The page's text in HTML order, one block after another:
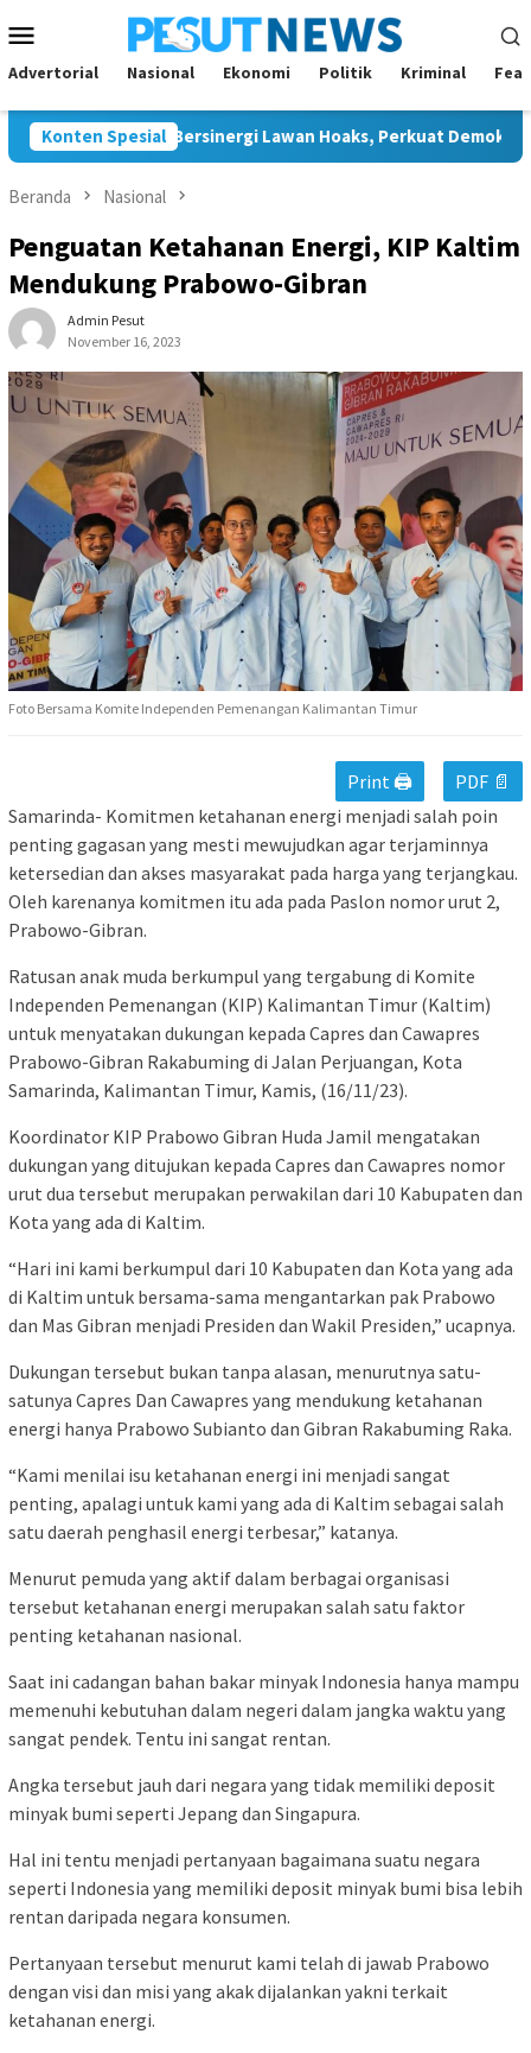
ke
kontenMobile
Advertorial Nasional Ekonomi Politik Kriminal
Konten Spesial
Bontang Bersinergi Lawan Hoaks, Perkuat Demokrasi Jelang
Beranda Nasional
Penguatan Ketahanan Energi, KIP Kaltim
Mendukung Prabowo-Gibran
Admin Pesut
November 16, 2023
Foto Bersama Komite Independen Pemenangan Kalimantan Timur
Print 🖨
PDF 📄
Samarinda- Komitmen ketahanan energi menjadi salah poin
penting gagasan yang mesti mewujudkan agar terjaminnya
ketersedian dan akses masyarakat pada harga yang terjangkau.
Oleh karenanya komitmen itu ada pada Paslon nomor urut 2,
Prabowo-Gibran.
Ratusan anak muda berkumpul yang tergabung di Komite
Independen Pemenangan (KIP) Kalimantan Timur (Kaltim)
untuk menyatakan dukungan kepada Capres dan Cawapres
Prabowo-Gibran Rakabuming di Jalan Perjuangan, Kota
Samarinda, Kalimantan Timur, Kamis, (16/11/23).
Koordinator KIP Prabowo Gibran Huda Jamil mengatakan
dukungan yang ditujukan kepada Capres dan Cawapres nomor
urut dua tersebut merupakan perwakilan dari 10 Kabupaten dan
Kota yang ada di Kaltim.
“Hari ini kami berkumpul dari 10 Kabupaten dan Kota yang ada
di Kaltim untuk bersama-sama mengantarkan pak Prabowo
dan Mas Gibran menjadi Presiden dan Wakil Presiden,” ucapnya.
Dukungan tersebut bukan tanpa alasan, menurutnya satu-
satunya Capres Dan Cawapres yang mendukung ketahanan
energi hanya Prabowo Subianto dan Gibran Rakabuming Raka.
“Kami menilai isu ketahanan energi ini menjadi sangat
penting, apalagi untuk kami yang ada di Kaltim sebagai salah
satu daerah penghasil energi terbesar,” katanya.
Menurut pemuda yang aktif dalam berbagai organisasi
tersebut ketahanan energi merupakan salah satu faktor
penting ketahanan nasional.
Saat ini cadangan bahan bakar minyak Indonesia hanya mampu
memenuhi kebutuhan dalam negeri dalam jangka waktu yang
sangat pendek. Tentu ini sangat rentan.
Angka tersebut jauh dari negara yang tidak memiliki deposit
minyak bumi seperti Jepang dan Singapura.
Hal ini tentu menjadi pertanyaan bagaimana suatu negara
seperti Indonesia yang memiliki deposit minyak bumi bisa lebih
rentan daripada negara konsumen.
Pertanyaan tersebut menurut kami telah di jawab Prabowo
dengan visi dan misi yang akak dijalankan yakni terkait
ketahanan energi.